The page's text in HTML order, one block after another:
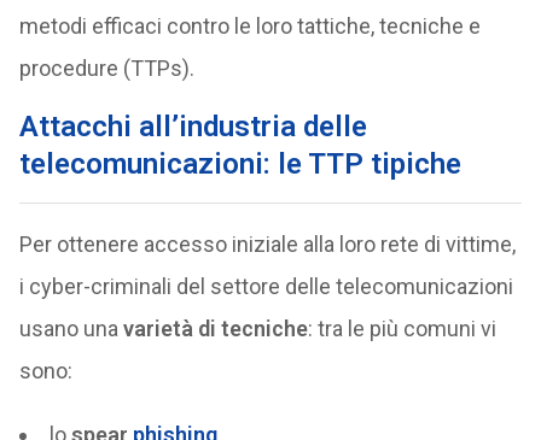
metodi efficaci contro le loro tattiche, tecniche e
procedure (TTPs).
Attacchi all’industria delle
telecomunicazioni: le TTP tipiche
Per ottenere accesso iniziale alla loro rete di vittime,
i cyber-criminali del settore delle telecomunicazioni
usano una varietà di tecniche: tra le più comuni vi
sono:
lospear phishing,